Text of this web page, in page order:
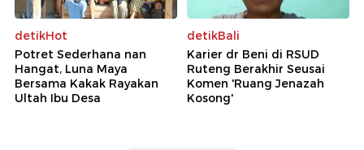
detikHot
Potret Sederhana nan
Hangat, Luna Maya
Bersama Kakak Rayakan
Ultah Ibu Desa
detikBali
Karier dr Beni di RSUD
Ruteng Berakhir Seusai
Komen 'Ruang Jenazah
Kosong'